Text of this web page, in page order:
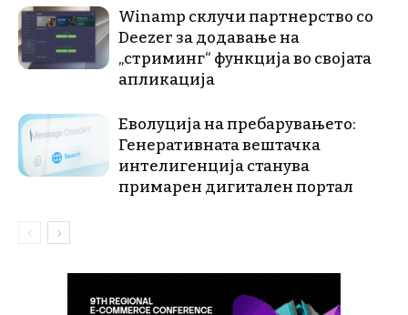
Winamp склучи партнерство со
Deezer за додавање на
„стриминг“ функција во својата
апликација
Еволуција на пребарувањето:
Генеративната вештачка
интелигенција станува
примарен дигитален портал